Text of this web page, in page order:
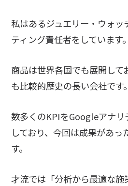
私はあるジュエリー・ウォッ
ティング責任者をしています。
商品は世界各国でも展開して
も比較的歴史の長い会社です。
数多くのKPIをGoogleアナリ
しており、今回は成果があっ
す。
才流では「分析から最適な施